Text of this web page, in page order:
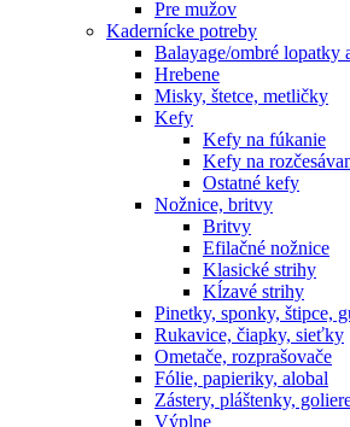
Pre mužov
Kadernícke potreby
Balayage/ombré lopatky
Hrebene
Misky, štetce, metličky
Kefy
Kefy na fúkanie
Kefy na
Ostatné kefy
Nožnice, britvy
Britvy
Efilačné nožnice
Klasické strihy
Kĺzavé strihy
Pinetky, sponky, štipce,
Rukavice, čiapky, sieťky
Ometače, rozprašovače
Fólie, papieriky, alobal
Zástery, pláštenky,
Výplne